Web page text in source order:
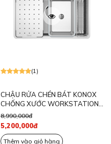
(1)
CHẬU RỬA CHÉN BÁT KONOX
CHỐNG XƯỚC WORKSTATION
SINK DEKOR 8044SU
8,990,000đ
5,200,000đ
Thêm vào giỏ hàng